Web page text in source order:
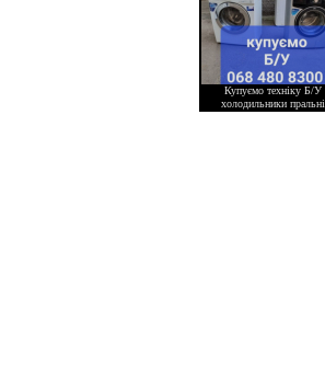
Купуємо техніку Б/У
холодильники пральні